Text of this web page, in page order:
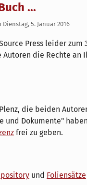
...
Dienstag, 5. Januar 2016
Press leider zum
Autoren die Rechte
die beiden
und Dokumente"
frei zu geben.
und Foliensätze